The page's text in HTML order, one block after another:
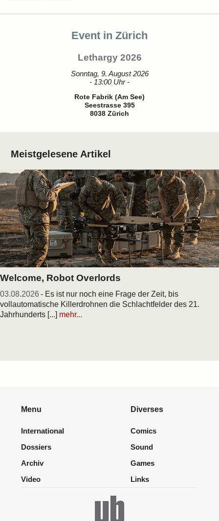
Event in Zürich
Lethargy 2026
Sonntag, 9. August 2026
- 13:00 Uhr -
Rote Fabrik (Am See)
Seestrasse 395
8038 Zürich
Meistgelesene Artikel
Welcome, Robot Overlords
03.08.2026 - Es ist nur noch eine Frage der Zeit, bis
vollautomatische Killerdrohnen die Schlachtfelder des 21.
Jahrhunderts [...] mehr...
Menu
International
Dossiers
Archiv
Video
Diverses
Comics
Sound
Games
Links